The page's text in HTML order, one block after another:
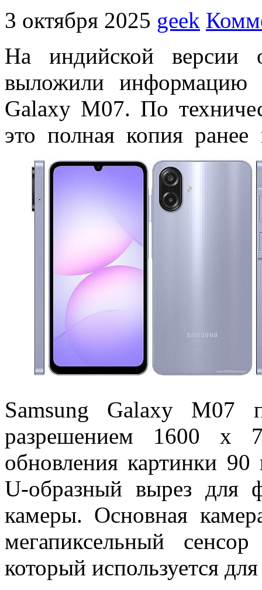
3 октября 2025 geek
На индийской версии
выложили
Galaxy M07. По
это полная копия
Samsung Galaxy M07
разрешением 1600 х
обновления картинки
U-образный вырез для
камеры. Основная
мегапиксельный
который используется